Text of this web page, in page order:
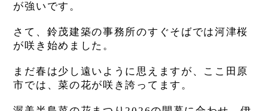
が強いです。
さて、鈴茂建築の事務所のすぐそばでは河津桜
が咲き始めました。
まだ春は少し遠いように思えますが、ここ田原
市では、菜の花が咲き誇ってます。